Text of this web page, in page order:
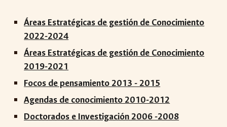
Áreas Estratégicas de gestión de Conocimiento
2022-2024
Áreas Estratégicas de gestión de Conocimiento
2019-2021
Focos de pensamiento 2013 - 2015
Agendas de conocimiento 2010-2012
Doctorados e Investigación 2006 -2008